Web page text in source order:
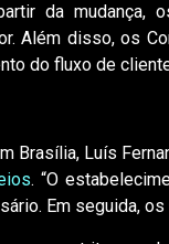
da mudança,
Além disso, os
do fluxo de
Brasília, Luís
. “O
Em seguida,